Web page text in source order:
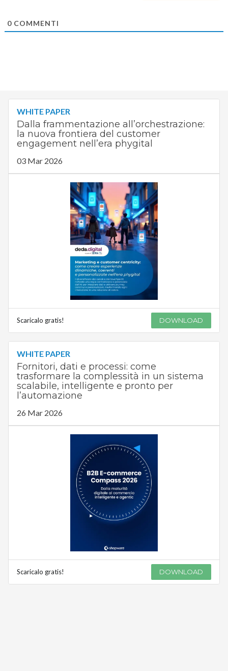
0COMMENTI
WHITE PAPER
Dalla frammentazione all’orchestrazione:
la nuova frontiera del customer
engagement nell’era phygital
03 Mar 2026
Scaricalo gratis! DOWNLOAD
WHITE PAPER
Fornitori, dati e processi: come
trasformare la complessità in un sistema
scalabile, intelligente e pronto per
l’automazione
26 Mar 2026
Scaricalo gratis! DOWNLOAD